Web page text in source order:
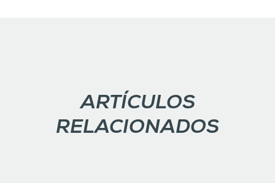
ARTÍCULOS
RELACIONADOS